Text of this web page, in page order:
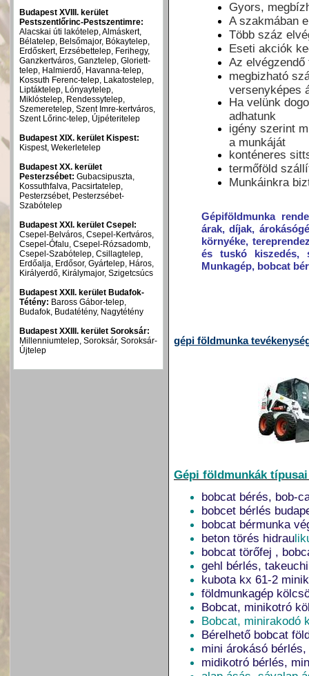
Budapest XVIII. kerület
Pestszentlőrinc-Pestszentimre:
Alacskai úti lakótelep, Almáskert,
Bélatelep, Belsőmajor, Bókaytelep,
Erdőskert, Erzsébettelep, Ferihegy,
Ganzkertváros, Ganztelep, Gloriett-
telep, Halmierdő, Havanna-telep,
Kossuth Ferenc-telep, Lakatostelep,
Liptáktelep, Lónyaytelep,
Miklóstelep, Rendessytelep,
Szemeretelep, Szent Imre-kertváros,
Szent Lőrinc-telep, Újpéteritelep
Budapest XIX. kerület Kispest:
Kispest, Wekerletelep
Budapest XX. kerület
Pesterzsébet: Gubacsipuszta,
Kossuthfalva, Pacsirtatelep,
Pesterzsébet, Pesterzsébet-
Szabótelep
Budapest XXI. kerület Csepel:
Csepel-Belváros, Csepel-Kertváros,
Csepel-Ófalu, Csepel-Rózsadomb,
Csepel-Szabótelep, Csillagtelep,
Erdőalja, Erdősor, Gyártelep, Háros,
Királyerdő, Királymajor, Szigetcsúcs
Budapest XXII. kerület Budafok-
Tétény: Baross Gábor-telep,
Budafok, Budatétény, Nagytétény
Budapest XXIII. kerület Soroksár:
Millenniumtelep, Soroksár, Soroksár-
Újtelep
Gyors,
A szakmában
Több száz
Eseti akciók
Az elvégzendő
megbizható
versenyképes
Ha velünk
adhatunk
igény szerint
a munkáját
konténeres
termőföld
Munkáinkra
Gépiföldmunka
árak, díjak,
környéke,
és tuskó kiszedés,
Munkagép, bobcat
gépi földmunka
Gépi földmunkák
bobcat bérés, bob-
bobcet bérlés
bobcat bérmunka
beton törés hidraul
bobcat törőfej ,
gehl bérlés,
kubota kx 61-2
földmunkagép
Bobcat, minikotró
Bobcat, minirakodó
Bérelhető bobcat
mini árokásó
midikotró bérlés,